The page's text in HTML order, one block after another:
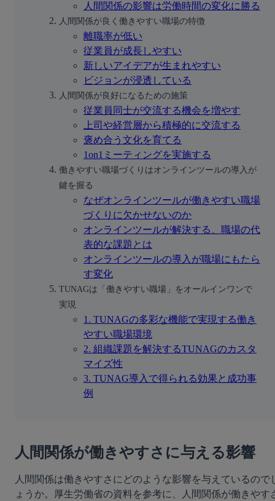
人間関係の影響は労働時間の変化に勝る
人間関係が良く働きやすい職場の特徴
離職率が低い
従業員が成長しやすい
新しいアイデアが生まれやすい
ビジョンが浸透している
人間関係が良好になるための施策
従業員同士が交流する機会を増やす
上司や経営層から積極的に交流する
褒め合う文化を育てる
1on1ミーティングを実施する
働きやすい職場づくりはオンラインツールの導入が
鍵を握る
なぜオンラインツールが働きやすい職場
づくりに欠かせないのか
オンラインツールが解決する、職場の代
表的な課題とは
オンラインツールの導入が職場にもたら
す変化
TUNAGは「働きやすい職場」をオールインワンで
実現
1. TUNAGの多彩な機能で実現する働き
やすい職場環境
2. 組織課題を解決するTUNAGのカスタ
マイズ性
3. TUNAG導入で得られる効果と成功事
例
人間関係が働きやすさに与える影響
人間関係は働きやすさにどのような影響を与えているので
ょうか。厚生労働省の資料を参考に、人間関係が働きやす